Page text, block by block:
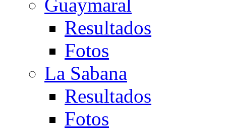
Guaymaral
Resultados
Fotos
La Sabana
Resultados
Fotos